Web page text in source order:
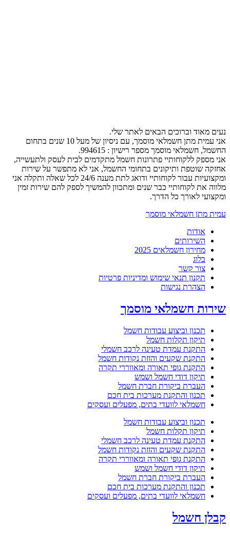
נעים מאוד וברוכים הבאים לאתר שלי.
אני עמית מתן חשמלאי מוסמך, עם ניסיון של מעל 10 שנים בתחום
החשמל, חשמלאי מוסמך מספר רישיון : 994615.
אני מספק ללקוחותיי פתרונות חשמל מתקדמים לבית לעסק ולתעשייה,
אחזקה שוטפת ותיקונים בתחומי החשמל, אני לא מתפשר על שירות
ומקצועיות עבור לקוחותיי ודואג לתת מענה 24/6 לכל שאלה ותקלה אני
מלווה את לקוחותיי כבר שנים ומתכוון להמשיך לספק להם שירות זמין
ומקצועי לאורך כל הדרך.
עמית מתן חשמלאי מוסמך
אודות
השירותים
מחירון חשמלאים 2025
בלוג
צור קשר
תקנון תנאי שימוש ומדיניות פרטיות
הצהרת נגישות
שירות חשמלאי מוסמך
תכנון וביצוע עבודות חשמל
תיקון תקלות חשמל
התקנת עמדת טעינה לרכב חשמלי
התקנת שקעים והזזת נקודות חשמל
התקנת גופי תאורה ומאווררי תקרה
תיקון דודי חשמל ושמש
העברת ביקורת חברת חשמל
תכנון והתקנת מערכות בית חכם
חשמלאי לוועדי בתים, מפעלים ועסקים
תכנון וביצוע עבודות חשמל
תיקון תקלות חשמל
התקנת עמדת טעינה לרכב חשמלי
התקנת שקעים והזזת נקודות חשמל
התקנת גופי תאורה ומאווררי תקרה
תיקון דודי חשמל ושמש
העברת ביקורת חברת חשמל
תכנון והתקנת מערכות בית חכם
חשמלאי לוועדי בתים, מפעלים ועסקים
קבלן חשמל